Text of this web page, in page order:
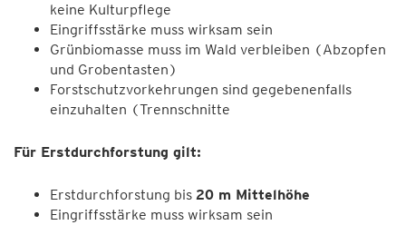
keine Kulturpflege
Eingriffsstärke muss wirksam sein
Grünbiomasse muss im Wald verbleiben (Abzopfen
und Grobentasten)
Forstschutzvorkehrungen sind gegebenenfalls
einzuhalten (Trennschnitte
Für Erstdurchforstung gilt:
Erstdurchforstung bis 20 m Mittelhöhe
Eingriffsstärke muss wirksam sein